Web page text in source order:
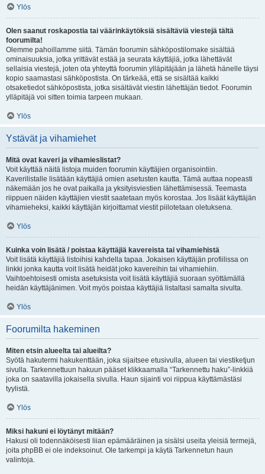
Ylös
Olen saanut roskapostia tai väärinkäytöksiä sisältäviä viestejä tältä
foorumilta!
Olemme pahoillamme siitä. Tämän foorumin sähköpostilomake sisältää
ominaisuuksia, jotka yrittävät estää ja seurata käyttäjiä, jotka lähettävät
sellaisia viestejä, joten ota yhteyttä foorumin ylläpitäjään ja lähetä hänelle täysi
kopio saamastasi sähköpostista. On tärkeää, että se sisältää kaikki
otsaketiedot sähköpostista, jotka sisältävät viestin lähettäjän tiedot. Foorumin
ylläpitäjä voi sitten toimia tarpeen mukaan.
Ylös
Ystävät ja vihamiehet
Mitä ovat kaveri ja vihamieslistat?
Voit käyttää näitä listoja muiden foorumin käyttäjien organisointiin.
Kaverilistalle lisätään käyttäjiä omien asetusten kautta. Tämä auttaa nopeasti
näkemään jos he ovat paikalla ja yksityisviestien lähettämisessä. Teemasta
riippuen näiden käyttäjien viestit saatetaan myös korostaa. Jos lisäät käyttäjän
vihamieheksi, kaikki käyttäjän kirjoittamat viestit piilotetaan oletuksena.
Ylös
Kuinka voin lisätä / poistaa käyttäjiä kavereista tai vihamiehistä
Voit lisätä käyttäjiä listoihisi kahdella tapaa. Jokaisen käyttäjän profiilissa on
linkki jonka kautta voit lisätä heidät joko kavereihin tai vihamiehiin.
Vaihtoehtoisesti omista asetuksista voit lisätä käyttäjiä suoraan syöttämällä
heidän käyttäjänimen. Voit myös poistaa käyttäjiä listaltasi samalta sivulta.
Ylös
Foorumilta hakeminen
Miten etsin alueelta tai alueilta?
Syötä hakutermi hakukenttään, joka sijaitsee etusivulla, alueen tai viestiketjun
sivulla. Tarkennettuun hakuun pääset klikkaamalla “Tarkennettu haku”-linkkiä
joka on saatavilla jokaisella sivulla. Haun sijainti voi riippua käyttämästäsi
tyylistä.
Ylös
Miksi hakuni ei löytänyt mitään?
Hakusi oli todennäköisesti liian epämääräinen ja sisälsi useita yleisiä termejä,
joita phpBB ei ole indeksoinut. Ole tarkempi ja käytä Tarkennetun haun
valintoja.